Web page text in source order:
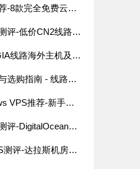
服务器汇总（支持海内外节点）
线路，网络稳定速度快
海外主机及VPS评测
- 线路稳定性与价格解析
推荐-新手必看指南
、Linode、Vultr与搬瓦工
机房网络性能与价格详解